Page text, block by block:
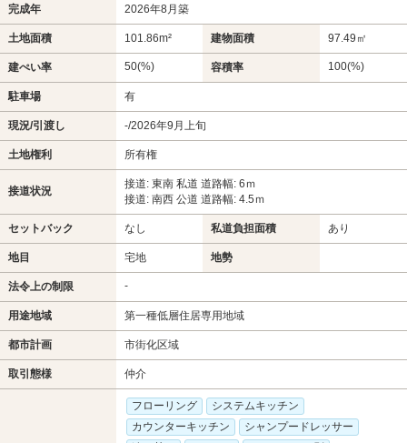
完成年 2026年8月築
土地面積 101.86m² 建物面積 97.49㎡
建ぺい率 50(%) 容積率 100(%)
駐車場 有
現況/引渡し -/2026年9月上旬
土地権利 所有権
接道状況
接道: 東南 私道 道路幅: 6ｍ
接道: 南西 公道 道路幅: 4.5ｍ
セットバック なし 私道負担面積 あり
地目 宅地 地勢
法令上の制限 -
用途地域 第一種低層住居専用地域
都市計画 市街化区域
取引態様 仲介
フローリング
システムキッチン
カウンターキッチン
シャンプードレッサー